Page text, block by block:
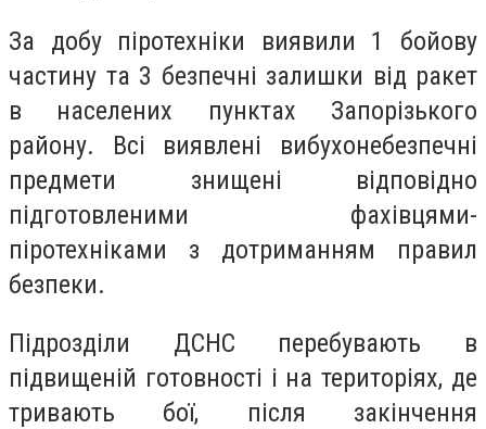
За добу піротехніки виявили 1 бойову
частину та 3 безпечні залишки від ракет
в населених пунктах Запорізького
району. Всі виявлені вибухонебезпечні
предмети знищені відповідно
підготовленими фахівцями-
піротехніками з дотриманням правил
безпеки.
Підрозділи ДСНС перебувають в
підвищеній готовності і на територіях, де
тривають бої, після закінчення